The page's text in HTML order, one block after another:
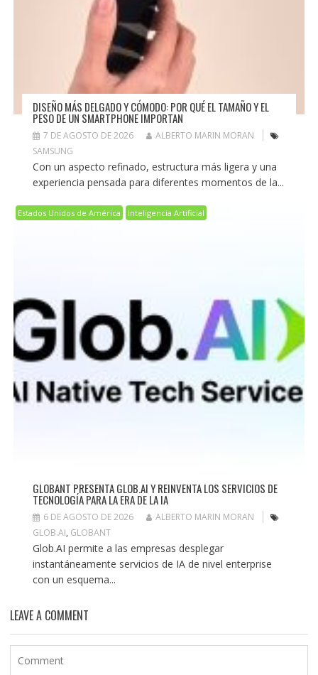
DISEÑO MÁS DELGADO Y CÓMODO: POR QUÉ EL TAMAÑO Y EL
PESO DE UN SMARTPHONE IMPORTAN
7 DE AGOSTO DE 2026
ALBERTO MARIN MORAN
SAMSUNG
Con un aspecto refinado, estructura más ligera y una
experiencia pensada para diferentes momentos de la...
Estados Unidos de América Inteligencia Artificial
GLOBANT PRESENTA GLOB.AI Y REINVENTA LOS SERVICIOS DE
TECNOLOGÍA PARA LA ERA DE LA IA
6 DE AGOSTO DE 2026
ALBERTO MARIN MORAN
GLOB.AI, GLOBANT
Glob.AI permite a las empresas desplegar
instantáneamente servicios de IA de nivel enterprise
con un esquema...
LEAVE A COMMENT